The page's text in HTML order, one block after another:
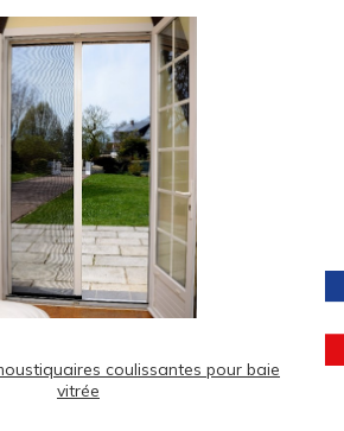
coulissantes pour baie
vitrée​